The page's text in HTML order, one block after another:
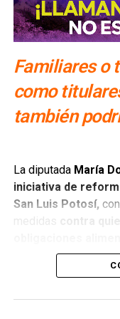
Familiares o
como
también
La diputada María
iniciativa de
San Luis Potosí,
medidas
contra
de terceras
La reforma busca